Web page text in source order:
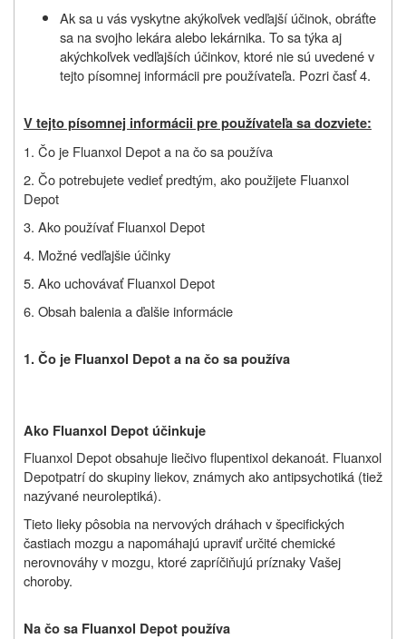
Ak sa u vás vyskytne akýkoľvek vedľajší účinok, obráťte
sa na svojho lekára alebo lekárnika. To sa týka aj
akýchkoľvek vedľajších účinkov, ktoré nie sú uvedené v
tejto písomnej informácii pre používateľa. Pozri časť 4.
V tejto písomnej informácii pre používateľa sa dozviete:
1. Čo je Fluanxol Depot a na čo sa používa
2. Čo potrebujete vedieť predtým, ako použijete Fluanxol
Depot
3. Ako používať Fluanxol Depot
4. Možné vedľajšie účinky
5. Ako uchovávať Fluanxol Depot
6. Obsah balenia a ďalšie informácie
1. Čo je Fluanxol Depot a na čo sa používa
Ako Fluanxol Depot účinkuje
Fluanxol Depot obsahuje liečivo flupentixol dekanoát. Fluanxol
Depotpatrí do skupiny liekov, známych ako antipsychotiká (tiež
nazývané neuroleptiká).
Tieto lieky pôsobia na nervových dráhach v špecifických
častiach mozgu a napomáhajú upraviť určité chemické
nerovnováhy v mozgu, ktoré zapríčiňujú príznaky Vašej
choroby.
Na čo sa Fluanxol Depot používa